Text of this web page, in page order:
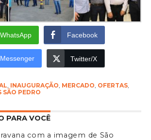
WhatsApp Facebook
Messenger Twitter/X
INAUGURAÇÃO MERCADO OFERTAS,
SÃO PEDRO
PARA VOCÊ
com a imagem de São